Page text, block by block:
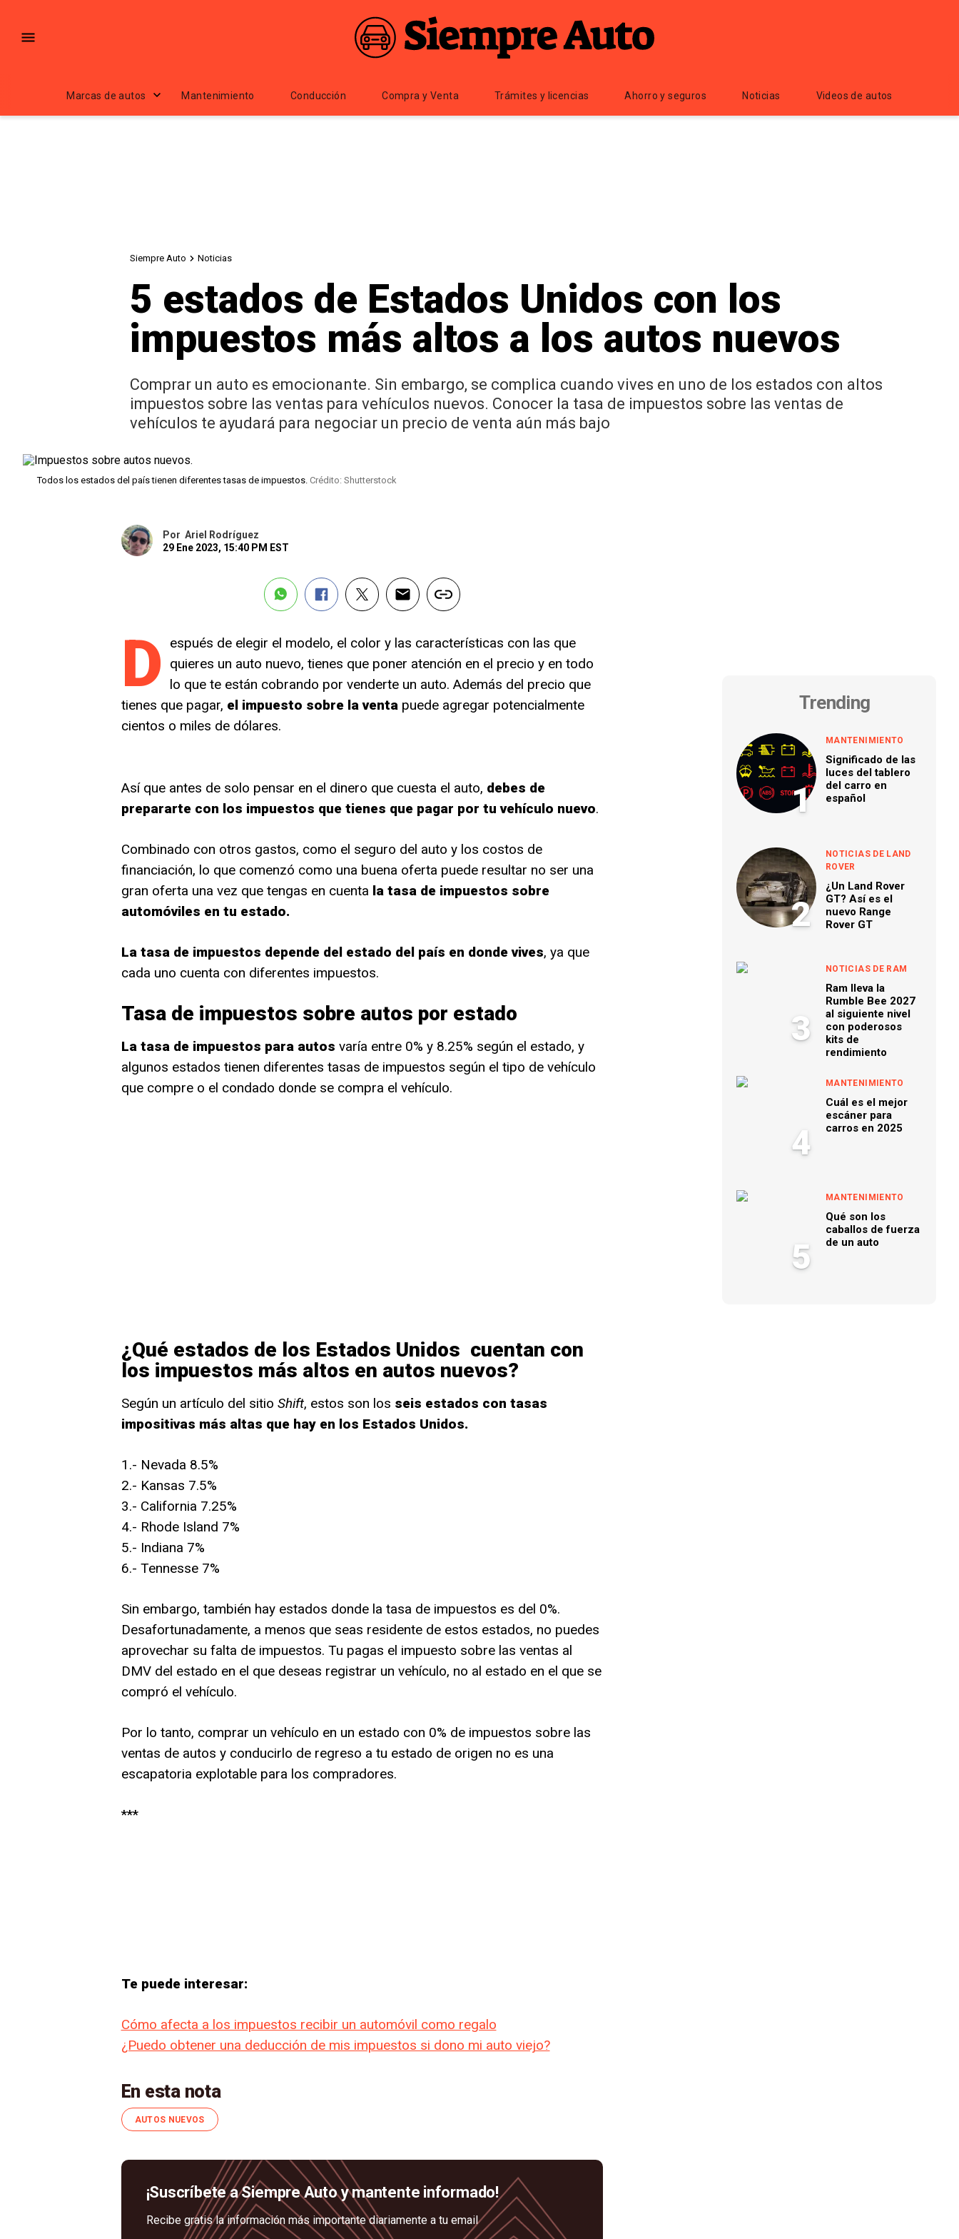
Marcas de autos Mantenimiento Conducción Compra y Venta Trámites y licencias Ahorro y seguros Noticias Videos de autos
Siempre Auto Noticias
5 estados de Estados Unidos con los
impuestos más altos a los autos nuevos
Comprar un auto es emocionante. Sin embargo, se complica cuando vives en uno de los estados con altos
impuestos sobre las ventas para vehículos nuevos. Conocer la tasa de impuestos sobre las ventas de
vehículos te ayudará para negociar un precio de venta aún más bajo
Todos los estados del país tienen diferentes tasas de impuestos. Crédito: Shutterstock
Por Ariel Rodríguez
29 Ene 2023, 15:40 PM EST
D
espués de elegir el modelo, el color y las características con las que
quieres un auto nuevo, tienes que poner atención en el precio y en todo
lo que te están cobrando por venderte un auto. Además del precio que
tienes que pagar, el impuesto sobre la venta puede agregar potencialmente
cientos o miles de dólares.
Así que antes de solo pensar en el dinero que cuesta el auto, debes de
prepararte con los impuestos que tienes que pagar por tu vehículo nuevo.
Combinado con otros gastos, como el seguro del auto y los costos de
financiación, lo que comenzó como una buena oferta puede resultar no ser una
gran oferta una vez que tengas en cuenta la tasa de impuestos sobre
automóviles en tu estado.
La tasa de impuestos depende del estado del país en donde vives, ya que
cada uno cuenta con diferentes impuestos.
Tasa de impuestos sobre autos por estado
La tasa de impuestos para autos varía entre 0% y 8.25% según el estado, y
algunos estados tienen diferentes tasas de impuestos según el tipo de vehículo
que compre o el condado donde se compra el vehículo.
¿Qué estados de los Estados Unidos cuentan con
los impuestos más altos en autos nuevos?
Según un artículo del sitio Shift, estos son los seis estados con tasas
impositivas más altas que hay en los Estados Unidos.
1.- Nevada 8.5%
2.- Kansas 7.5%
3.- California 7.25%
4.- Rhode Island 7%
5.- Indiana 7%
6.- Tennesse 7%
Sin embargo, también hay estados donde la tasa de impuestos es del 0%.
Desafortunadamente, a menos que seas residente de estos estados, no puedes
aprovechar su falta de impuestos. Tu pagas el impuesto sobre las ventas al
DMV del estado en el que deseas registrar un vehículo, no al estado en el que se
compró el vehículo.
Por lo tanto, comprar un vehículo en un estado con 0% de impuestos sobre las
ventas de autos y conducirlo de regreso a tu estado de origen no es una
escapatoria explotable para los compradores.
***
Te puede interesar:
Cómo afecta a los impuestos recibir un automóvil como regalo
¿Puedo obtener una deducción de mis impuestos si dono mi auto viejo?
En esta nota
AUTOS NUEVOS
¡Suscríbete a Siempre Auto y mantente informado!
Recibe gratis la información más importante diariamente a tu email
Trending
1
MANTENIMIENTO
Significado de las
luces del tablero
del carro en
español
2
NOTICIAS DE LAND
ROVER
¿Un Land Rover
GT? Así es el
nuevo Range
Rover GT
3
NOTICIAS DE RAM
Ram lleva la
Rumble Bee 2027
al siguiente nivel
con poderosos
kits de
rendimiento
4
MANTENIMIENTO
Cuál es el mejor
escáner para
carros en 2025
5
MANTENIMIENTO
Qué son los
caballos de fuerza
de un auto